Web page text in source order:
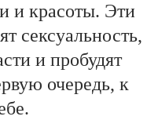
и красоты. Эти
сексуальность,
и пробудят
очередь, к